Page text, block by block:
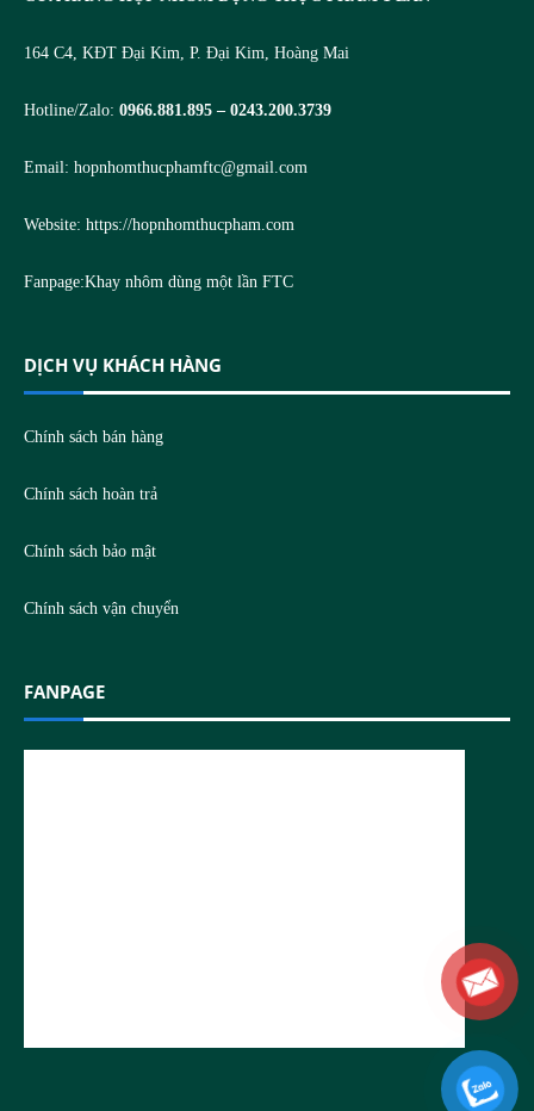
164 C4, KĐT Đại Kim, P. Đại Kim, Hoàng Mai
Hotline/Zalo: 0966.881.895 – 0243.200.3739
Email: hopnhomthucphamftc@gmail.com
Website: https://hopnhomthucpham.com
Fanpage:Khay nhôm dùng một lần FTC
DỊCH VỤ KHÁCH HÀNG
Chính sách bán hàng
Chính sách hoàn trả
Chính sách bảo mật
Chính sách vận chuyển
FANPAGE